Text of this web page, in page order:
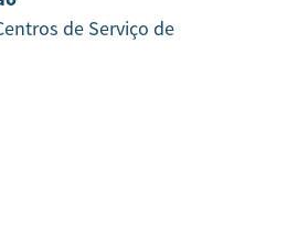
de Serviço de